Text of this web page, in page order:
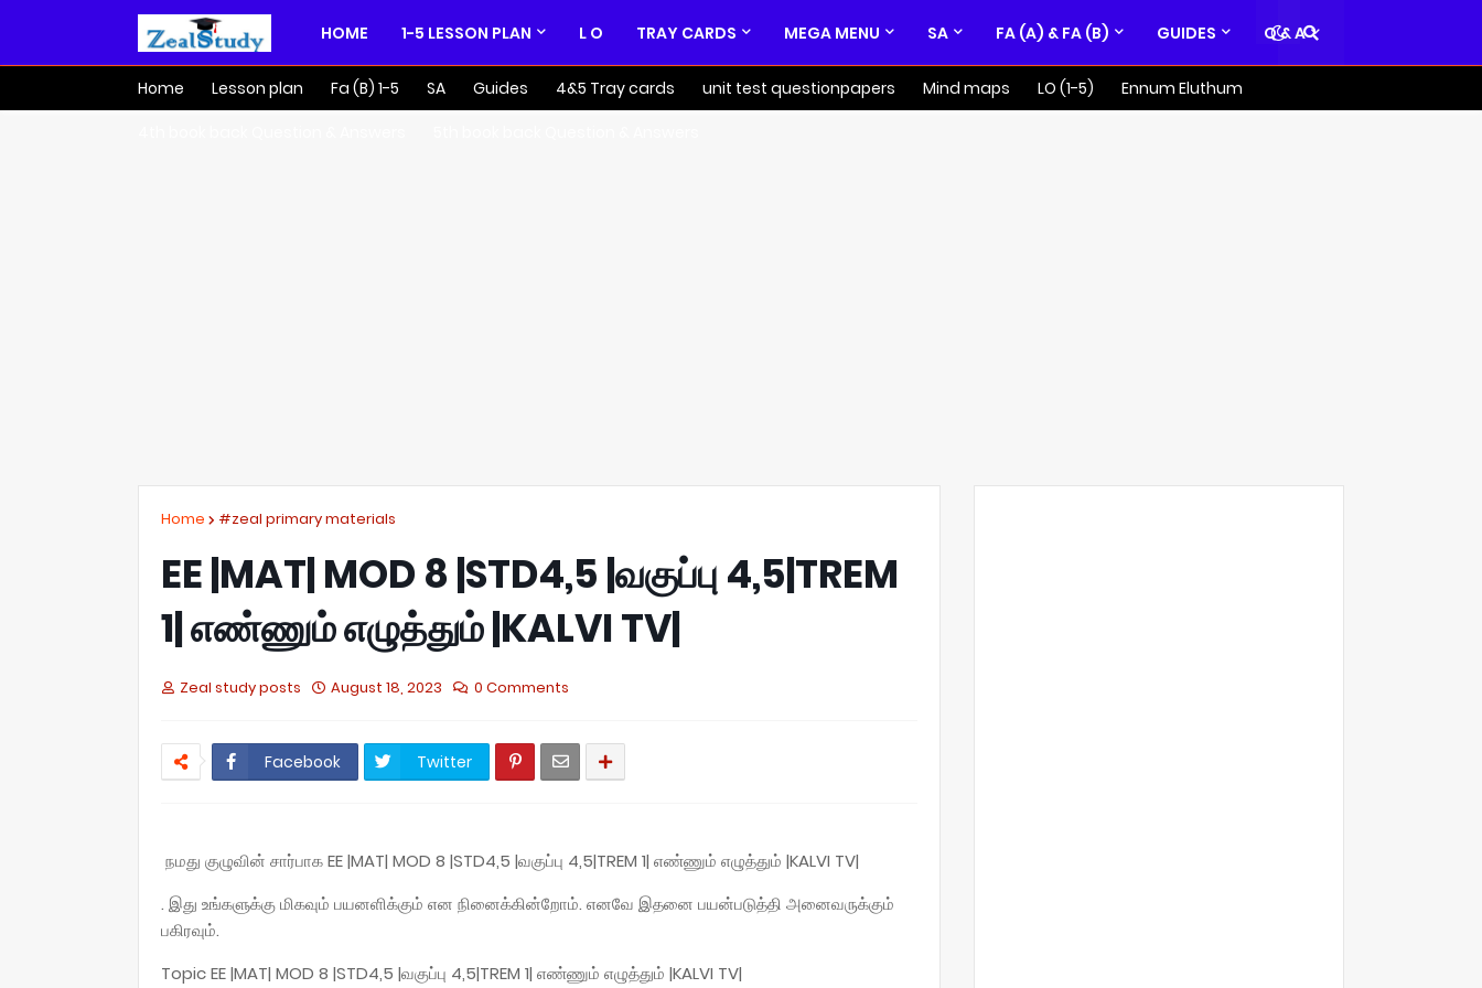
HOME 1-5 LESSON PLAN L O TRAY CARDS MEGA MENU SA FA (A) & FA (B) GUIDES Q & A
Home Lesson plan Fa (B) 1-5 SA Guides 4&5 Tray cards unit test questionpapers Mind maps LO (1-5)
Ennum Eluthum
Home #zeal primary materials
EE |MAT| MOD 8 |STD4,5 |வகுப்பு 4,5|TREM
1| எண்ணும் எழுத்தும் |KALVI TV|
Zeal study posts August 18, 2023 0 Comments
Facebook Twitter
நமது குழுவின் சார்பாக EE |MAT| MOD 8 |STD4,5 |வகுப்பு 4,5|TREM 1| எண்ணும் எழுத்தும் |KALVI TV|
. இது உங்களுக்கு மிகவும் பயனளிக்கும் என நினைக்கின்றோம். எனவே இதனை பயன்படுத்தி அனைவருக்கும்
பகிரவும்.
Topic EE |MAT| MOD 8 |STD4,5 |வகுப்பு 4,5|TREM 1| எண்ணும் எழுத்தும் |KALVI TV|